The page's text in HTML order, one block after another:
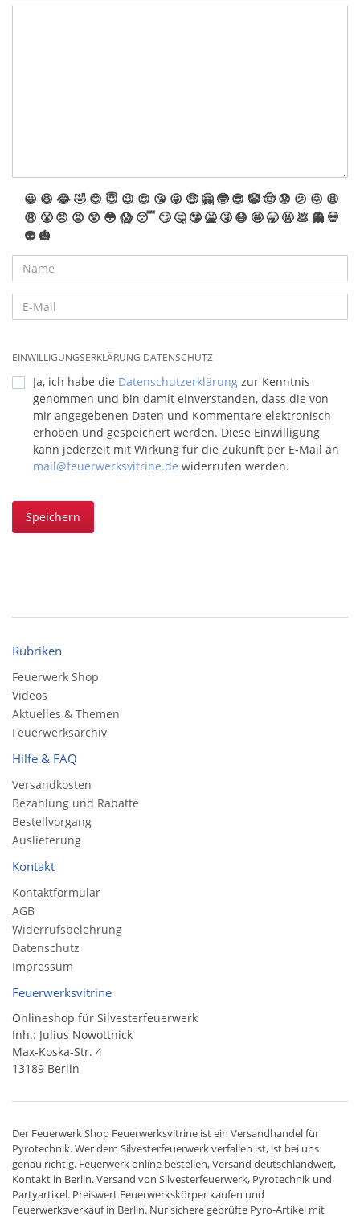
😀 😆 😂🤣 😊 😇 😉 😍 😘 😜 🤑 🤗 🤓 😎 🤡🤠 😟 😕 😖 😫
😩 😤 😠 😡 😲 😳 😱 😴 🙄 🤔 🤥 🤮 🤧 😷 🤩 🥱 🤬 💩 👻 💀
👽 🎃
EINWILLIGUNGSERKLÄRUNG DATENSCHUTZ
Ja, ich habe die Datenschutzerklärung zur Kenntnis
genommen und bin damit einverstanden, dass die von
mir angegebenen Daten und Kommentare elektronisch
erhoben und gespeichert werden. Diese Einwilligung
kann jederzeit mit Wirkung für die Zukunft per E-Mail an
mail@feuerwerksvitrine.de widerrufen werden.
Speichern
Rubriken
Feuerwerk Shop
Videos
Aktuelles & Themen
Feuerwerksarchiv
Hilfe & FAQ
Versandkosten
Bezahlung und Rabatte
Bestellvorgang
Auslieferung
Kontakt
Kontaktformular
AGB
Widerrufsbelehrung
Datenschutz
Impressum
Feuerwerksvitrine
Onlineshop für Silvesterfeuerwerk
Inh.: Julius Nowottnick
Max-Koska-Str. 4
13189 Berlin
Der Feuerwerk Shop Feuerwerksvitrine ist ein Versandhandelfür
Pyrotechnik. Wer dem Silvesterfeuerwerk verfallen ist, ist bei uns
genau richtig. Feuerwerk online bestellen,Versand deutschlandweit,
Kontakt in Berlin. Versand von Silvesterfeuerwerk, Pyrotechnik und
Partyartikel. Preiswert Feuerwerkskörper kaufen und
Feuerwerksverkauf in Berlin. Nur sichere geprüfte Pyro-Artikel mit